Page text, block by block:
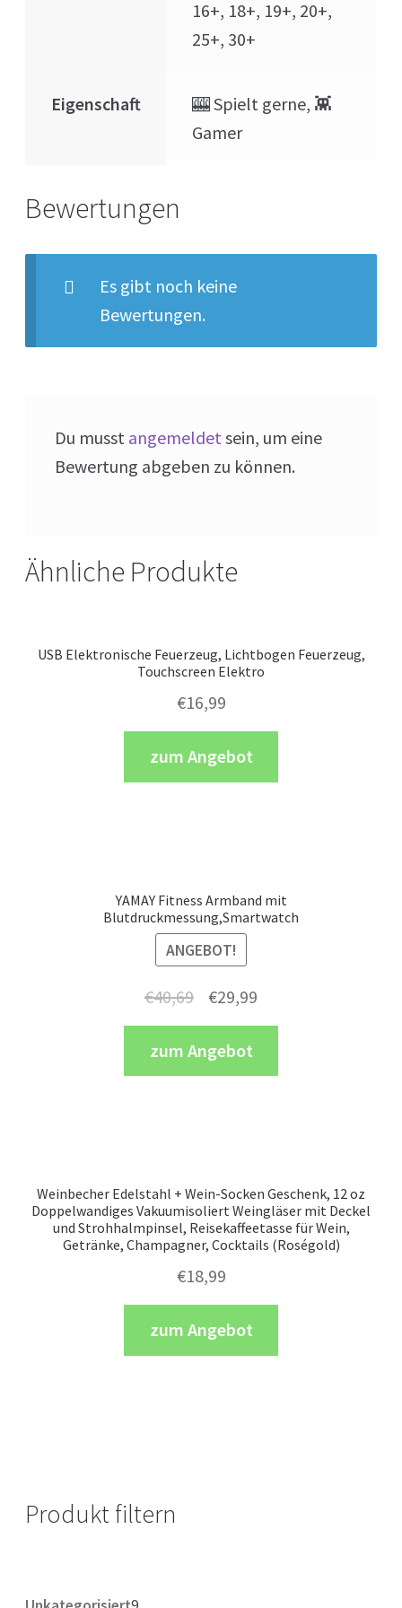
16+, 18+, 19+, 20+,
25+, 30+
Eigenschaft
🎰 Spielt gerne, 👾
Gamer
Bewertungen
Es gibt noch keine
Bewertungen.
Du musst angemeldetsein, um eine
Bewertung abgeben zu können.
Ähnliche Produkte
USB Elektronische Feuerzeug, Lichtbogen Feuerzeug,
Touchscreen Elektro
€16,99
zum Angebot
YAMAY Fitness Armband mit
Blutdruckmessung,Smartwatch
ANGEBOT!
€40,69
Ursprünglicher
Preis
war:
€40,69
€29,99
Preis
€29,99.
zum Angebot
Weinbecher Edelstahl + Wein-Socken Geschenk, 12 oz
Doppelwandiges Vakuumisoliert Weingläser mit Deckel
und Strohhalmpinsel, Reisekaffeetasse für Wein,
Getränke, Champagner, Cocktails (Roségold)
€18,99
zum Angebot
Produkt filtern